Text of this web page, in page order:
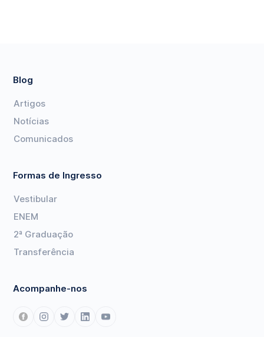
Blog
Artigos
Notícias
Comunicados
Formas de Ingresso
Vestibular
ENEM
2ª Graduação
Transferência
Acompanhe-nos